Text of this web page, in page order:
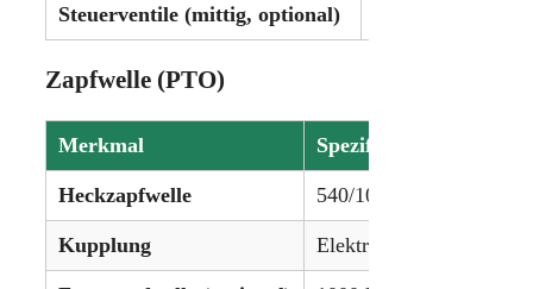
Steuerventile (mittig, optional)
Zapfwelle (PTO)
Merkmal Spezifikation
Heckzapfwelle 540/1000 U/min
Kupplung Elektrohydraulische